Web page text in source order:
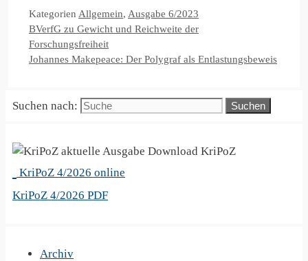
Kategorien Allgemein, Ausgabe 6/2023
BVerfG zu Gewicht und Reichweite der
Forschungsfreiheit
Johannes Makepeace: Der Polygraf als Entlastungsbeweis
Suchen nach:
KriPoZ
KriPoZ 4/2026 online
KriPoZ 4/2026 PDF
Archiv